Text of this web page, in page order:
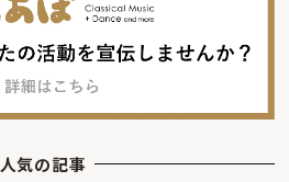
人気の記事